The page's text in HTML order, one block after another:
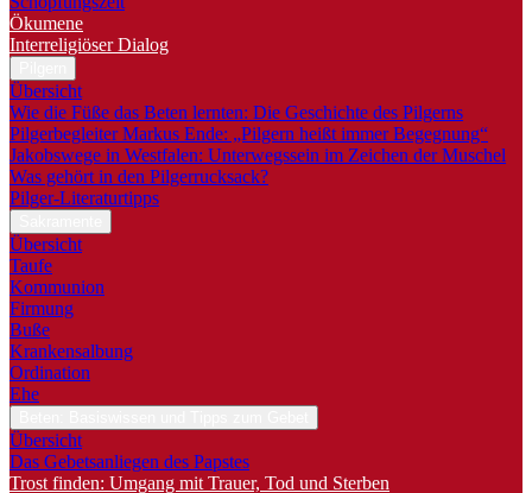
Ökumene
Interreligiöser Dialog
Übersicht
Wie die Füße das Beten lernten: Die Geschichte des Pilgerns
Pilgerbegleiter Markus Ende: „Pilgern heißt immer Begegnung“
Jakobswege in Westfalen: Unterwegssein im Zeichen der Muschel
Was gehört in den Pilgerrucksack?
Pilger-Literaturtipps
Übersicht
Taufe
Kommunion
Firmung
Buße
Krankensalbung
Ordination
Ehe
Übersicht
Das Gebetsanliegen des Papstes
Trost finden: Umgang mit Trauer, Tod und Sterben